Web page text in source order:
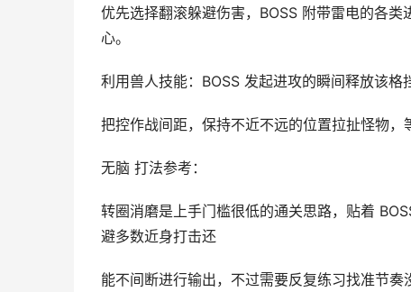
优先选择翻滚躲避伤害，BOSS 附带雷电的各
心。
利用兽人技能：BOSS 发起进攻的瞬间释放该格
把控作战间距，保持不近不远的位置拉扯怪物，
无脑 打法参考：
转圈消磨是上手门槛很低的通关思路，贴着
避多数近身打击还
能不间断进行输出，不过需要反复练习找准节奏